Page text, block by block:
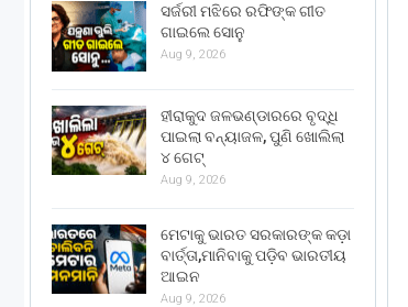
ସର୍ଜରୀ ମଝିରେ ରଫିଙ୍କ ଗୀତ
ଗାଇଲେ ସୋନୁ
Aug 9, 2026
ହୀରାକୁଦ ଜଳଭଣ୍ଡାରରେ ବୃଦ୍ଧି
ପାଇଲା ବନ୍ୟାଜଳ, ପୁଣି ଖୋଲିଲା
୪ ଗେଟ୍
Aug 9, 2026
ମେଟାକୁ ଭାରତ ସରକାରଙ୍କ କଡ଼ା
ବାର୍ତ୍ତା,ମାନିବାକୁ ପଡ଼ିବ ଭାରତୀୟ
ଆଇନ
Aug 9, 2026